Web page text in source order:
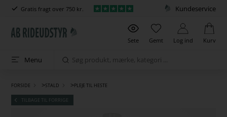
Gratis fragt over 750 kr. Kundeservice
Sete Gemt Log ind Kurv
Menu
FORSIDE >STALD >PLEJE TIL HESTE
TILBAGE TIL FORRIGE